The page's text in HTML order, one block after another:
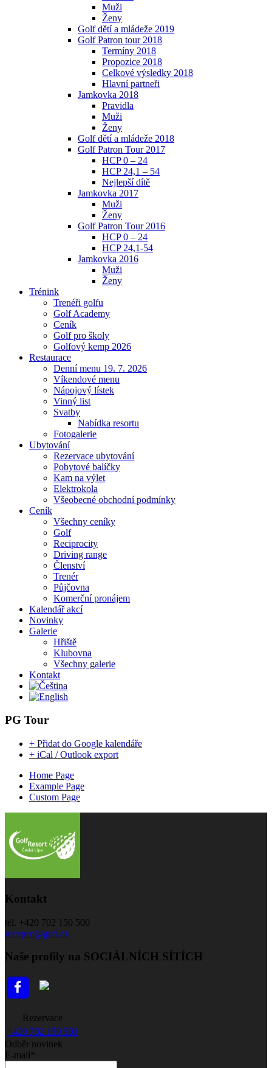
Muži
Ženy
Golf dětí a mládeže 2019
Golf Patron tour 2018
Termíny 2018
Propozice 2018
Celkové výsledky 2018
Hlavní partneři
Jamkovka 2018
Pravidla
Muži
Ženy
Golf dětí a mládeže 2018
Golf Patron Tour 2017
HCP 0 – 24
HCP 24,1 – 54
Nejlepší dítě
Jamkovka 2017
Muži
Ženy
Golf Patron Tour 2016
HCP 0 – 24
HCP 24,1-54
Jamkovka 2016
Muži
Ženy
Trénink
Trenéři golfu
Golf Academy
Ceník
Golf pro školy
Golfový kemp 2026
Restaurace
Denní menu 19. 7. 2026
Víkendové menu
Nápojový lístek
Vinný list
Svatby
Nabídka resortu
Fotogalerie
Ubytování
Rezervace ubytování
Pobytové balíčky
Kam na výlet
Elektrokola
Všeobecné obchodní podmínky
Ceník
Všechny ceníky
Golf
Reciprocity
Driving range
Členství
Trenér
Půjčovna
Komerční pronájem
Kalendář akcí
Novinky
Galerie
Hřiště
Klubovna
Všechny galerie
Kontakt
PG Tour
+ Přidat do Google kalendáře
+ iCal / Outlook export
Home Page
Example Page
Custom Page
Kontakt
tel. +420 702 150 500
recepce@grcl.cz
Naše profily na SOCIÁLNÍCH SÍTÍCH
Rezervace
+420 702 150 500
Odběr novinek
E-mail*